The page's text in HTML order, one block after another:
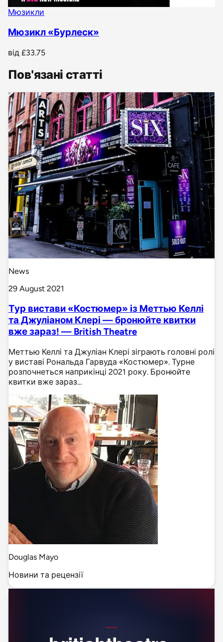
Мюзикли
Мюзикл «Бурлеск»
від £33.75
Пов'язані статті
News
29 August 2021
Тур вистави «Костюмер» із Меттью Келлі
та Джуліаном Клері — бронюйте квитки
вже зараз! — British Theatre
Меттью Келлі та Джуліан Клері зіграють головні ролі
у виставі Рональда Гарвуда «Костюмер». Турне
розпочнеться наприкінці 2021 року. Бронюйте
квитки вже зараз…
Douglas Mayo
Новини та рецензії